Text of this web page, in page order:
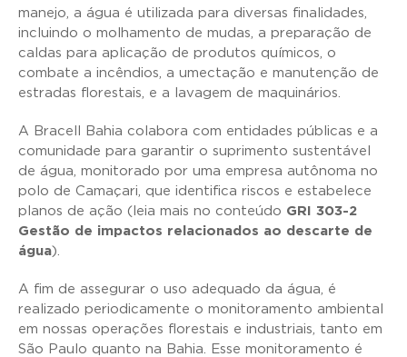
manejo, a água é utilizada para diversas finalidades,
incluindo o molhamento de mudas, a preparação de
caldas para aplicação de produtos químicos, o
combate a incêndios, a umectação e manutenção de
estradas florestais, e a lavagem de maquinários.
A Bracell Bahia colabora com entidades públicas e a
comunidade para garantir o suprimento sustentável
de água, monitorado por uma empresa autônoma no
polo de Camaçari, que identifica riscos e estabelece
planos de ação (leia mais no conteúdo GRI 303-2
Gestão de impactos relacionados ao descarte de
água).
A fim de assegurar o uso adequado da água, é
realizado periodicamente o monitoramento ambiental
em nossas operações florestais e industriais, tanto em
São Paulo quanto na Bahia. Esse monitoramento é